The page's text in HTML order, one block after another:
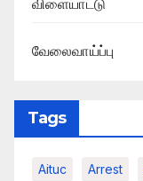
விளையாட்டு
வேலைவாய்ப்பு
Tags
Aituc Arrest